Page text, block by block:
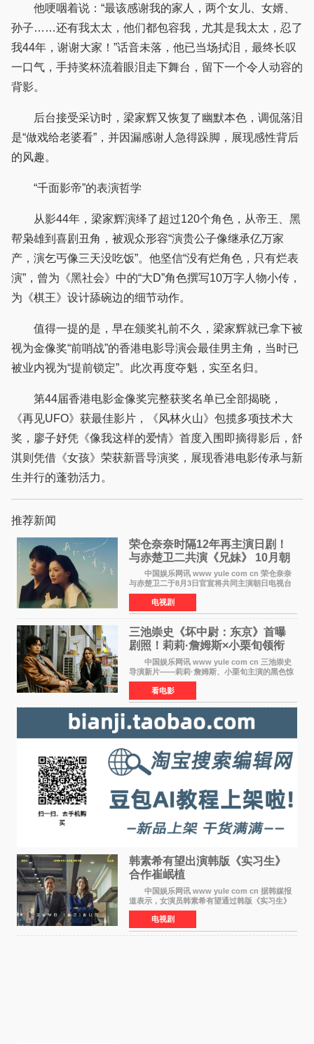
他哽咽着说：“最该感谢我的家人，两个女儿、女婿、
孙子……还有我太太，他们都包容我，尤其是我太太，忍了
我44年，谢谢大家！”话音未落，他已当场拭泪，最终长叹
一口气，手持奖杯流着眼泪走下舞台，留下一个令人动容的
背影。
后台接受采访时，梁家辉又恢复了幽默本色，调侃落泪
是“做戏给老婆看”，并因漏感谢人急得跺脚，展现感性背后
的风趣。
“千面影帝”的表演哲学
从影44年，梁家辉演绎了超过120个角色，从帝王、黑
帮枭雄到喜剧丑角，被观众形容“演贵公子像继承亿万家
产，演乞丐像三天没吃饭”。他坚信“没有烂角色，只有烂表
演”，曾为《黑社会》中的“大D”角色撰写10万字人物小传，
为《棋王》设计舔碗边的细节动作。
值得一提的是，早在颁奖礼前不久，梁家辉就已拿下被
视为金像奖“前哨战”的香港电影导演会最佳男主角，当时已
被业内视为“提前锁定”。此次再度夺魁，实至名归。
第44届香港电影金像奖完整获奖名单已全部揭晓，
《再见UFO》获最佳影片，《风林火山》包揽多项技术大
奖，廖子妤凭《像我这样的爱情》首度入围即摘得影后，舒
淇则凭借《女孩》荣获新晋导演奖，展现香港电影传承与新
生并行的蓬勃活力。
推荐新闻
荣仓奈奈时隔12年再主演日剧！
与赤楚卫二共演《兄妹》 10月朝
日新档开播
中国娱乐网讯 www yule com cn 荣仓奈奈
与赤楚卫二于8月3日官宣将共同主演朝日电视台
日剧《兄妹》（10月开播，每周六晚10点播
出）。这也是荣仓奈奈继TBS剧集《为了N》之
后，暌违12年再度担
电视剧
三池崇史《坏中尉：东京》首曝
剧照！莉莉·詹姆斯×小栗旬领衔
黑色惊悚再升级
中国娱乐网讯 www yule com cn 三池崇史
导演新片——莉莉·詹姆斯、小栗旬主演的黑色惊
悚电影《坏中尉：东京》首曝剧照。继阿贝尔·费
拉拉&times;哈威·凯特尔的1992年《坏中尉》和
沃纳·赫
看电影
韩素希有望出演韩版《实习生》
合作崔岷植
中国娱乐网讯 www yule com cn 据韩媒报
道表示，女演员韩素希有望通过韩版《实习生》
回归荧幕，合作前辈演员崔岷植。 根据消息
表示，演员韩素希目前已经结束了电视剧《Y计
划》的拍摄工
电视剧